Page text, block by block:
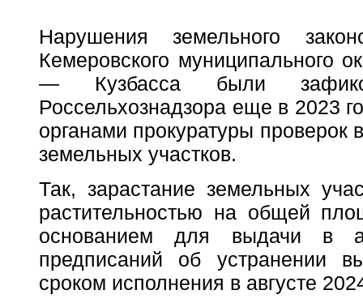
Нарушения земельного
Кемеровского муниципального
— Кузбасса были
Россельхознадзора еще в 2023
органами прокуратуры проверок
земельных участков.
Так, зарастание земельных
растительностью на общей
основанием для выдачи в
предписаний об устранении
сроком исполнения в августе